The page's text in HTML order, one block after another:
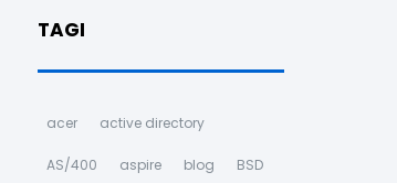
TAGI
acer active directory
AS/400 aspire blog BSD